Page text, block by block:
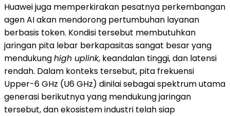
Huawei juga memperkirakan pesatnya perkembangan
agen AI akan mendorong pertumbuhan layanan
berbasis token. Kondisi tersebut membutuhkan
jaringan pita lebar berkapasitas sangat besar yang
mendukunghigh uplink, keandalan tinggi, dan latensi
rendah. Dalam konteks tersebut, pita frekuensi
Upper-6 GHz (U6 GHz) dinilai sebagai spektrum utama
generasi berikutnya yang mendukung jaringan
tersebut, dan ekosistem industri telah siap